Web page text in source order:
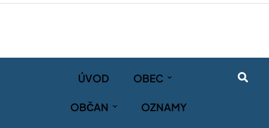
ÚVOD OBEC
OBČAN OZNAMY